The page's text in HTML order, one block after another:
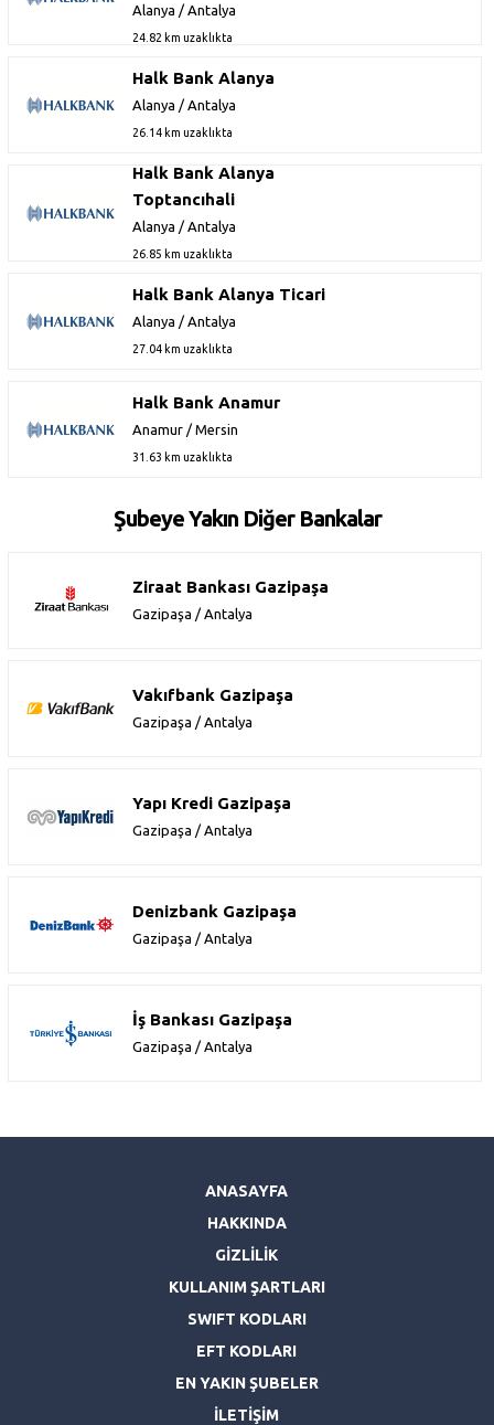
Alanya / Antalya
24.82 km uzaklıkta
Halk Bank Alanya
Alanya / Antalya
26.14 km uzaklıkta
Halk Bank Alanya
Toptancıhali
Alanya / Antalya
26.85 km uzaklıkta
Halk Bank Alanya Ticari
Alanya / Antalya
27.04 km uzaklıkta
Halk Bank Anamur
Anamur / Mersin
31.63 km uzaklıkta
Şubeye Yakın Diğer Bankalar
Ziraat Bankası Gazipaşa
Gazipaşa / Antalya
Vakıfbank Gazipaşa
Gazipaşa / Antalya
Yapı Kredi Gazipaşa
Gazipaşa / Antalya
Denizbank Gazipaşa
Gazipaşa / Antalya
İş Bankası Gazipaşa
Gazipaşa / Antalya
ANASAYFA
HAKKINDA
GİZLİLİK
KULLANIM ŞARTLARI
SWIFT KODLARI
EFT KODLARI
EN YAKIN ŞUBELER
İLETİŞİM